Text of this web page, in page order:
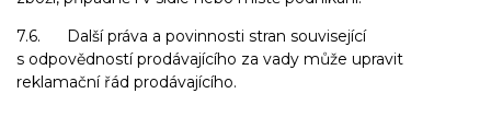
7.6. Další práva a povinnosti stran související
s odpovědností prodávajícího za vady může upravit
reklamační řád prodávajícího.